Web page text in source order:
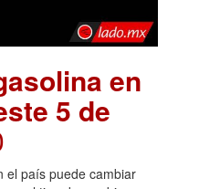
en
5 de
el país puede cambiar